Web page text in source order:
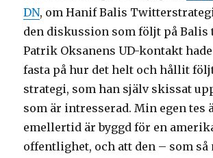
DN, om Hanif Balis
den diskussion som följt på Balis
Patrik Oksanens UD-kontakt
fasta på hur det helt och hållit
strategi, som han själv skissat
som är intresserad. Min egen tes
emellertid är byggd för en
offentlighet, och att den – som så